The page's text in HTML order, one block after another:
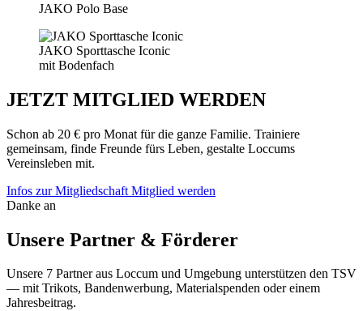
JAKO Polo Base
JAKO Sporttasche Iconic
mit Bodenfach
JETZT MITGLIED WERDEN
Schon ab 20 € pro Monat für die ganze Familie. Trainiere
gemeinsam, finde Freunde fürs Leben, gestalte Loccums
Vereinsleben mit.
Infos zur Mitgliedschaft Mitglied werden
Danke an
Unsere Partner & Förderer
Unsere 7 Partner aus Loccum und Umgebung unterstützen den TSV
— mit Trikots, Bandenwerbung, Materialspenden oder einem
Jahresbeitrag.